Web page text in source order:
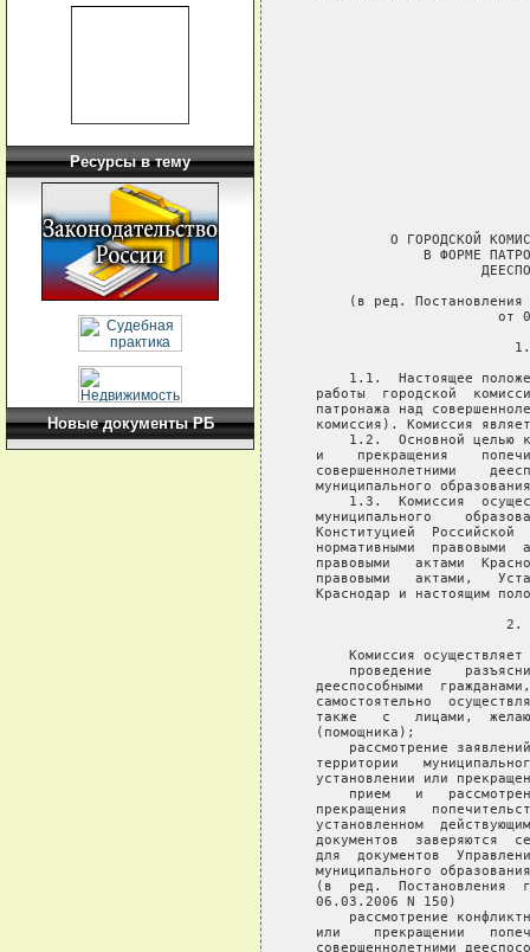
Ресурсы в тему
Новые документы РБ